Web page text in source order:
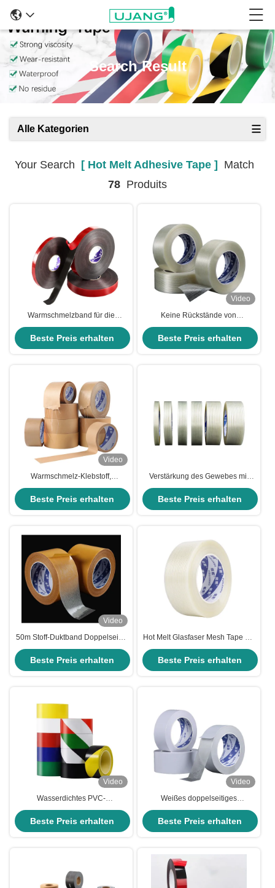
Search Result
Alle Kategorien
Your Search [ Hot Melt Adhesive Tape ]
Match
78 Produits
Warmschmelzband für die
Automobilmontage Stärkes PE-
Schaumdichtungsband
Beste Preis erhalten
Video
Keine Rückstände von
warmschmelzendem Klebeband
aus Glasfaserfilament für
Bindedrähte und Gewichte
Beste Preis erhalten
Video
Warmschmelz-Klebstoff,
Kraftpapierband für wasserdichte
Verpackungen
Beste Preis erhalten
Verstärkung des Gewebes mit
Klebstoff
Beste Preis erhalten
Video
50m Stoff-Duktband Doppelseitig
Stoff-Teppich Nahtband mit heiß
geschmolzenem Klebstoffrand
Beste Preis erhalten
Hot Melt Glasfaser Mesh Tape mit
Kreuzfaser Filament Strapping
wasserdicht
Beste Preis erhalten
Video
Wasserdichtes PVC-
Markierungsband für
Sicherheitsvorkehrungen
Beste Preis erhalten
Video
Weißes doppelseitiges
Klebeband für Schreibwaren
Beste Preis erhalten